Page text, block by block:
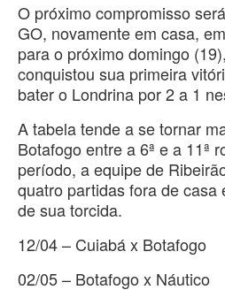
O próximo compromisso
GO, novamente em casa,
para o próximo domingo
conquistou sua primeira
bater o Londrina por 2 a 1
A tabela tende a se tornar
Botafogo entre a 6ª e a 11ª
período, a equipe de
quatro partidas fora de casa
de sua torcida.
12/04 – Cuiabá x Botafogo
02/05 – Botafogo x Náutico